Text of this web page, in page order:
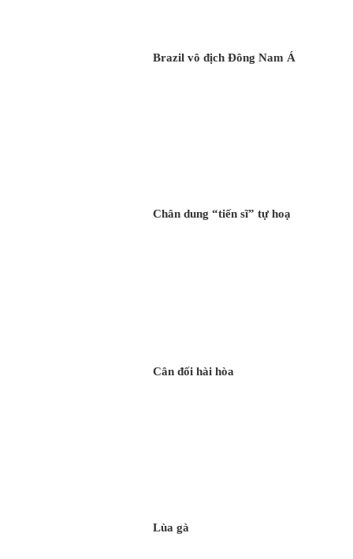
Brazil vô địch Đông Nam Á
Chân dung “tiến sĩ” tự hoạ
Cân đối hài hòa
Lùa gà